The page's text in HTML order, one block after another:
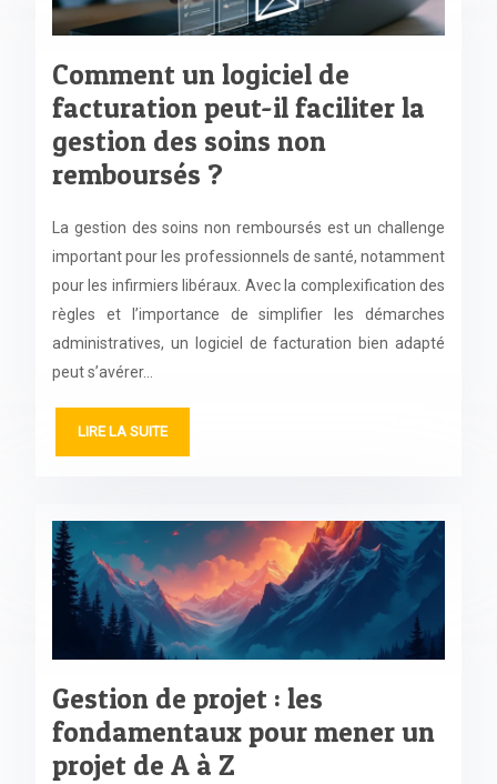
Comment un logiciel de
facturation peut-il faciliter la
gestion des soins non
remboursés ?
La gestion des soins non remboursés est un challenge
important pour les professionnels de santé, notamment
pour les infirmiers libéraux. Avec la complexification des
règles et l’importance de simplifier les démarches
administratives, un logiciel de facturation bien adapté
peut s’avérer…
LIRE LA SUITE
Gestion de projet : les
fondamentaux pour mener un
projet de A à Z